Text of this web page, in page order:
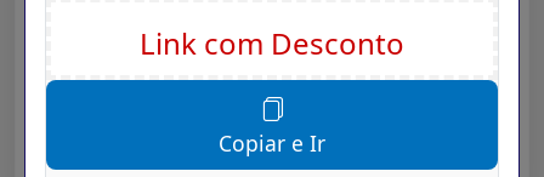
monitor sono freqüência cardíaca ip68 à prova
Cupom Desconto Hoje para Departamentos
➤ Ver Oferta
Copiar e Ir